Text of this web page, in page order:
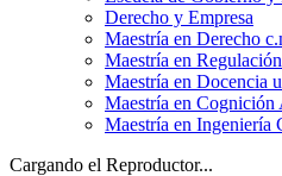
Derecho y Empresa
Maestría en Derecho
Maestría en
Maestría en Docencia
Maestría en
Maestría en Ingeniería
Cargando el Reproductor...